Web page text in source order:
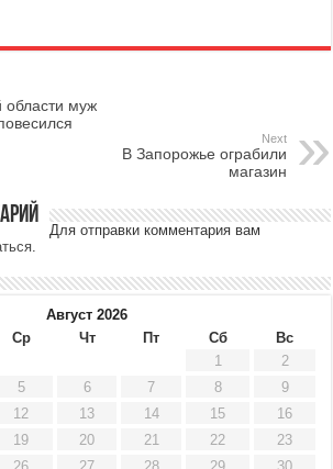
области муж
Next
В Запорожье ограбили
магазин
Для отправки комментария вам
.
Август 2026
Ср Чт Пт Сб
Вс
1
2
5 6 7 8
9
12 13 14 15
16
19 20 21 22
23